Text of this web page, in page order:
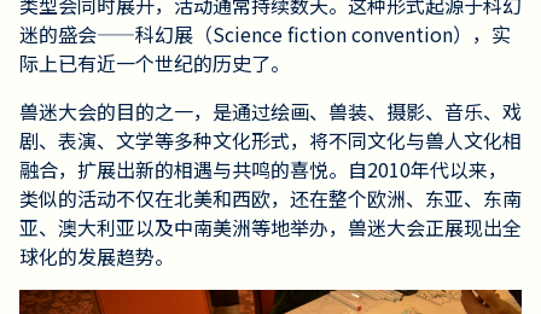
迷的盛会——科幻展（Science fiction convention），实
际上已有近一个世纪的历史了。
兽迷大会的目的之一，是通过绘画、兽装、摄影、音乐、戏
剧、表演、文学等多种文化形式，将不同文化与兽人文化相
融合，扩展出新的相遇与共鸣的喜悦。自2010年代以来，
类似的活动不仅在北美和西欧，还在整个欧洲、东亚、东南
亚、澳大利亚以及中南美洲等地举办，兽迷大会正展现出全
球化的发展趋势。